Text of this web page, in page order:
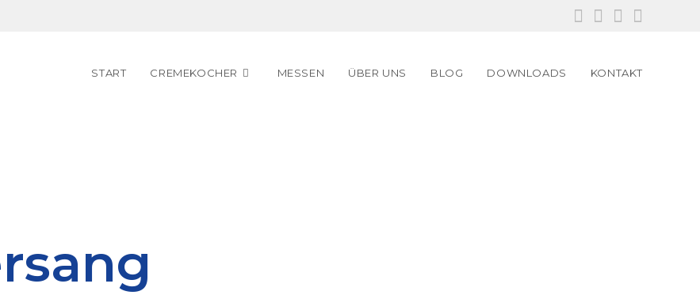
START CREMEKOCHER MESSEN ÜBER UNS BLOG DOWNLOADS KONTAKT